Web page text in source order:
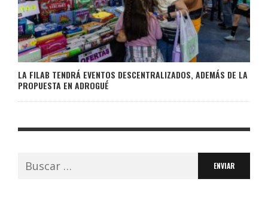
LA FILAB TENDRÁ EVENTOS DESCENTRALIZADOS, ADEMÁS DE LA
PROPUESTA EN ADROGUÉ
Buscar: